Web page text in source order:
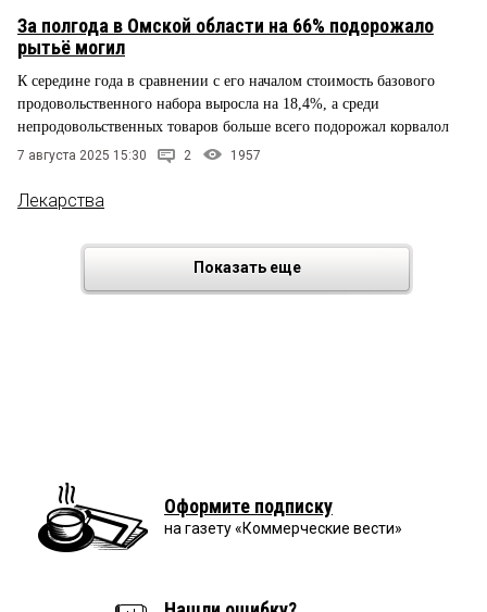
За полгода в Омской области на 66% подорожало
рытьё могил
К середине года в сравнении с его началом стоимость базового
продовольственного набора выросла на 18,4%, а среди
непродовольственных товаров больше всего подорожал корвалол
7 августа 2025 15:30 2 1957
Лекарства
Показать еще
Оформите подписку
на газету «Коммерческие вести»